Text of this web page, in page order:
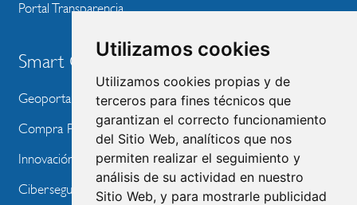
Utilizamos cookies
Utilizamos cookies propias y de
terceros para fines técnicos que
garantizan el correcto funcionamiento
del Sitio Web, analíticos que nos
permiten realizar el seguimiento y
análisis de su actividad en nuestro
Sitio Web, y para mostrarle publicidad
Portal Transparencia
Smart City
Geoportal
Compra Pública de Innovación
Innovación Tecnológica
Ciberseguridad